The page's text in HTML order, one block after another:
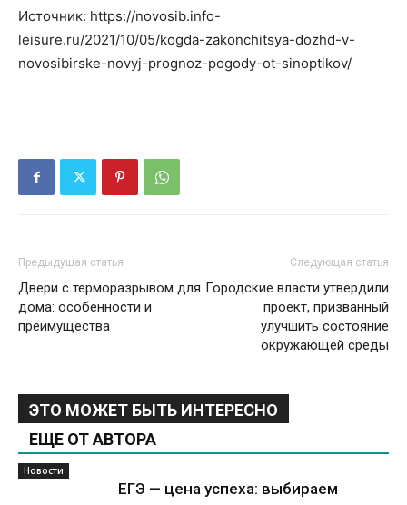
Источник: https://novosib.info-
leisure.ru/2021/10/05/kogda-zakonchitsya-dozhd-v-
novosibirske-novyj-prognoz-pogody-ot-sinoptikov/
Предыдущая статья
Двери с терморазрывом для
дома: особенности и
преимущества
Следующая статья
Городские власти утвердили
проект, призванный
улучшить состояние
окружающей среды
ЭТО МОЖЕТ БЫТЬ ИНТЕРЕСНО
ЕЩЕ ОТ АВТОРА
Новости
ЕГЭ — цена успеха: выбираем